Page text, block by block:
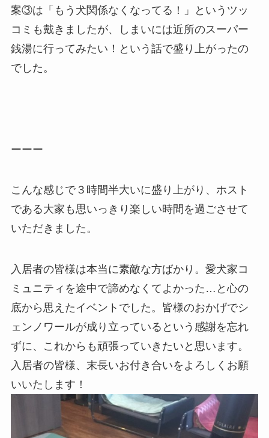
案③は「もう犬関係なくなってる！」というツッ
コミも戴きましたが、しまいには近所のスーパー
銭湯に行ってみたい！という話で盛り上がったの
でした。
ーーー
こんな感じで３時間半大いに盛り上がり、ホスト
である大家も思いっきり楽しい時間を過ごさせて
いただきました。
入居者の皆様は本当に素敵な方ばかり。愛犬家コ
ミュニティを途中で諦めなくてよかった…と心の
底から思えたイベントでした。皆様のおかげでシ
ェンノワールが成り立っているという感謝を忘れ
ずに、これからも頑張っていきたいと思います。
入居者の皆様、末長いお付き合いをよろしくお願
いいたします！